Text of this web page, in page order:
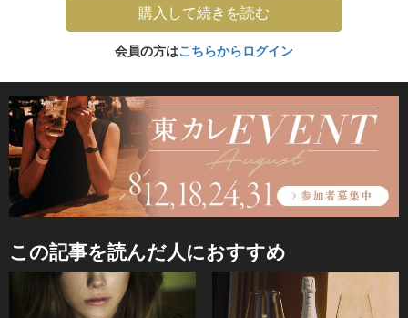
購入して続きを読む
会員の方はこちらからログイン
この記事を読んだ人におすすめ